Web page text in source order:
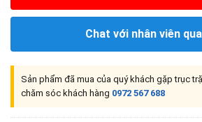
Chat với nhân viên
Sản phẩm đã mua của quý khách gặp trục
chăm sóc khách hàng 0972 567 688